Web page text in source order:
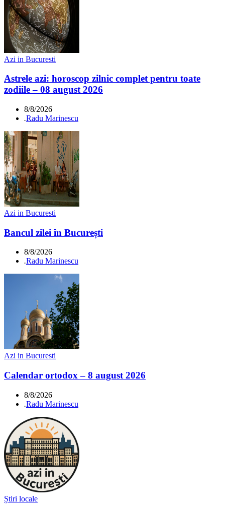
Azi in Bucuresti
Astrele azi: horoscop zilnic complet pentru toate
zodiile – 08 august 2026
8/8/2026
.Radu Marinescu
Azi in Bucuresti
Bancul zilei în București
8/8/2026
.Radu Marinescu
Azi in Bucuresti
Calendar ortodox – 8 august 2026
8/8/2026
.Radu Marinescu
Știri locale